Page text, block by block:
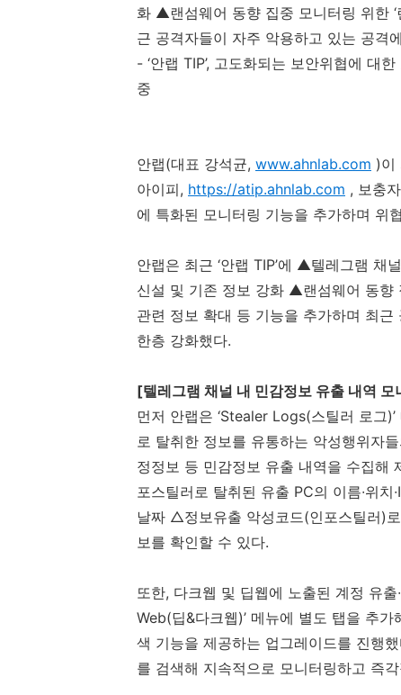
화 ▲랜섬웨어 동향 집중 모니터링 위한
근 공격자들이 자주 악용하고 있는 공격
- ‘안랩 TIP’, 고도화되는 보안위협에 대
중
안랩(대표 강석균, www.ahnlab.com )이
아이피, https://atip.ahnlab.com , 보충
에 특화된 모니터링 기능을 추가하며 위
안랩은 최근 ‘안랩 TIP’에 ▲텔레그램 채
신설 및 기존 정보 강화 ▲랜섬웨어 동향
관련 정보 확대 등 기능을 추가하며 최
한층 강화했다.
[텔레그램 채널 내 민감정보 유출 내역 모
먼저 안랩은 ‘Stealer Logs(스틸러 로그)
로 탈취한 정보를 유통하는 악성행위자
정정보 등 민감정보 유출 내역을 수집해
포스틸러로 탈취된 유출 PC의 이름∙위치∙
날짜 △정보유출 악성코드(인포스틸러)
보를 확인할 수 있다.
또한, 다크웹 및 딥웹에 노출된 계정 유
Web(딥&다크웹)’ 메뉴에 별도 탭을 추
색 기능을 제공하는 업그레이드를 진행
를 검색해 지속적으로 모니터링하고 즉